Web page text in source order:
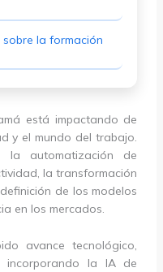
la formación
está impactando de
y el mundo del trabajo.
la automatización de
la transformación
de los modelos
en los mercados.
avance tecnológico,
incorporando la IA de